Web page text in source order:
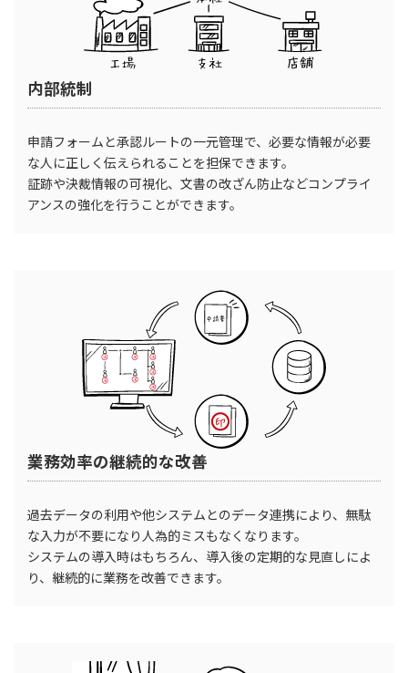
内部統制
申請フォームと承認ルートの一元管理で、必要な情報が必要
な人に正しく伝えられることを担保できます。
証跡や決裁情報の可視化、文書の改ざん防止などコンプライ
アンスの強化を行うことができます。
業務効率の継続的な改善
過去データの利用や他システムとのデータ連携により、無駄
な入力が不要になり人為的ミスもなくなります。
システムの導入時はもちろん、導入後の定期的な見直しによ
り、継続的に業務を改善できます。